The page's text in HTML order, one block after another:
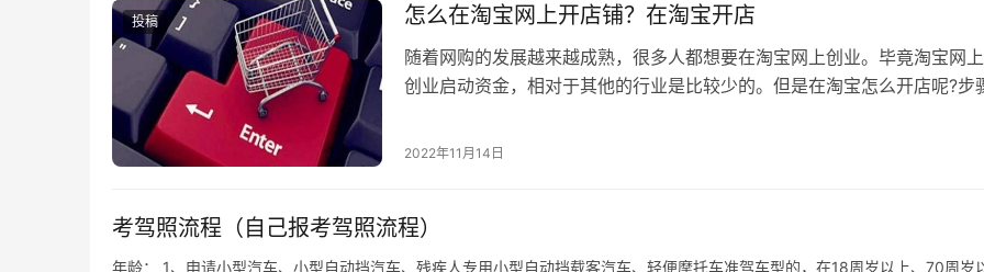
投稿 怎么在淘宝网上开店铺？在淘宝开店
随着网购的发展越来越成熟，很多人都想要在淘宝网上创业。毕竟淘宝网
创业启动资金，相对于其他的行业是比较少的。但是在淘宝怎么开店呢?步
2022年11月14日
考驾照流程（自己报考驾照流程）
年龄： 1、申请小型汽车、小型自动挡汽车、残疾人专用小型自动挡载客汽车、轻便摩托车准驾车型的，在18周岁以上、70周岁